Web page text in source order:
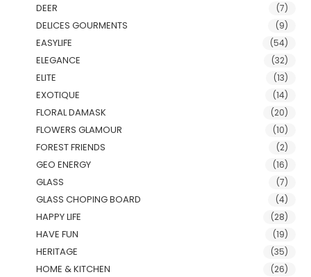
DEER (7)
DELICES GOURMENTS (9)
EASYLIFE (54)
ELEGANCE (32)
ELITE (13)
EXOTIQUE (14)
FLORAL DAMASK (20)
FLOWERS GLAMOUR (10)
FOREST FRIENDS (2)
GEO ENERGY (16)
GLASS (7)
GLASS CHOPING BOARD (4)
HAPPY LIFE (28)
HAVE FUN (19)
HERITAGE (35)
HOME & KITCHEN (26)